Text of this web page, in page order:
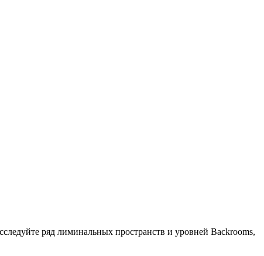
ряд лиминальных пространств и уровней Backrooms,